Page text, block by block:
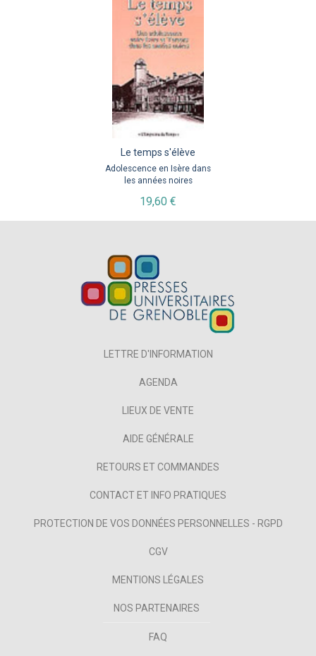
Le temps s'élève
Adolescence en Isère dans
les années noires
19,60 €
LETTRE D'INFORMATION
AGENDA
LIEUX DE VENTE
AIDE GÉNÉRALE
RETOURS ET COMMANDES
CONTACT ET INFO PRATIQUES
PROTECTION DE VOS DONNÉES PERSONNELLES - RGPD
CGV
MENTIONS LÉGALES
NOS PARTENAIRES
FAQ